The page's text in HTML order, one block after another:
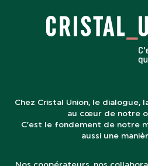
Chez Cristal Union, le dialogue,
au cœur de notre
C’est le fondement de notre
aussi une